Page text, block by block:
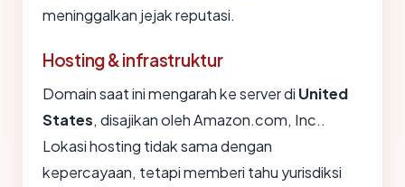
meninggalkan jejak reputasi.
Hosting & infrastruktur
Domain saat ini mengarah ke server di United
States, disajikan oleh Amazon.com, Inc..
Lokasi hosting tidak sama dengan
kepercayaan, tetapi memberi tahu yurisdiksi